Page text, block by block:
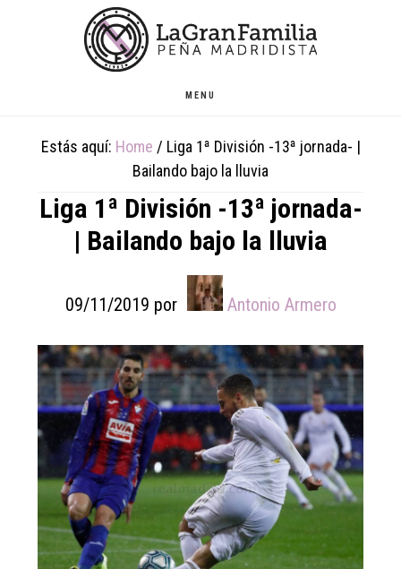
MENU
Estás aquí: Home / Liga 1ª División -13ª jornada- |
Bailando bajo la lluvia
Liga 1ª División -13ª jornada-
| Bailando bajo la lluvia
09/11/2019 por Antonio Armero